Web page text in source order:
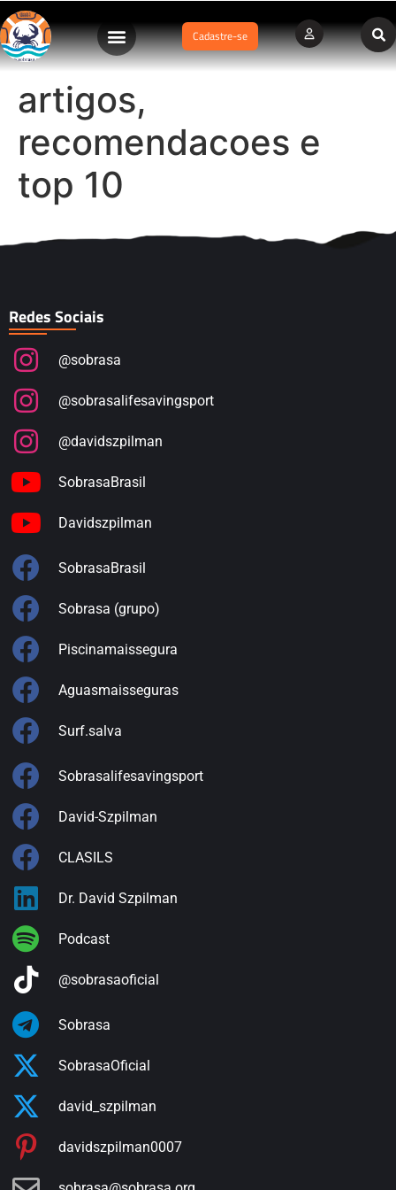
Cadastre-se
artigos,
recomendacoes e
top 10
Redes Sociais
@sobrasa
@sobrasalifesavingsport
@davidszpilman
SobrasaBrasil
Davidszpilman
SobrasaBrasil
Sobrasa (grupo)
Piscinamaissegura
Aguasmaisseguras
Surf.salva
Sobrasalifesavingsport
David-Szpilman
CLASILS
Dr. David Szpilman
Podcast
@sobrasaoficial
Sobrasa
SobrasaOficial
david_szpilman
davidszpilman0007